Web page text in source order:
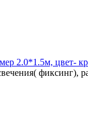
2.0*1.5м, цвет-